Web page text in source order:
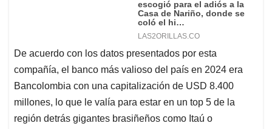
De acuerdo con los datos presentados por esta
compañía, el banco más valioso del país en 2024 era
Bancolombia con una capitalización de USD 8.400
millones, lo que le valía para estar en un top 5 de la
región detrás gigantes brasiñeños como Itaú o